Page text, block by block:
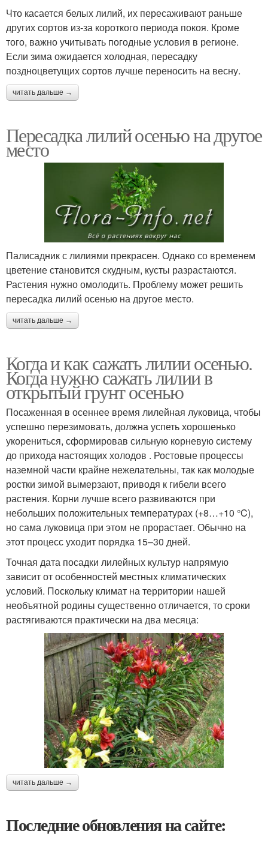
Что касается белых лилий, их пересаживают раньше
других сортов из-за короткого периода покоя. Кроме
того, важно учитывать погодные условия в регионе.
Если зима ожидается холодная, пересадку
поздноцветущих сортов лучше переносить на весну.
читать дальше →
Пересадка лилий осенью на другое
место
Палисадник с лилиями прекрасен. Однако со временем
цветение становится скудным, кусты разрастаются.
Растения нужно омолодить. Проблему может решить
пересадка лилий осенью на другое место.
читать дальше →
Когда и как сажать лилии осенью.
Когда нужно сажать лилии в
открытый грунт осенью
Посаженная в осеннее время лилейная луковица, чтобы
успешно перезимовать, должна успеть хорошенько
укорениться, сформировав сильную корневую систему
до прихода настоящих холодов . Ростовые процессы
наземной части крайне нежелательны, так как молодые
ростки зимой вымерзают, приводя к гибели всего
растения. Корни лучше всего развиваются при
небольших положительных температурах (+8…+10 °C),
но сама луковица при этом не прорастает. Обычно на
этот процесс уходит порядка 15–30 дней.
Точная дата посадки лилейных культур напрямую
зависит от особенностей местных климатических
условий. Поскольку климат на территории нашей
необъятной родины существенно отличается, то сроки
растягиваются практически на два месяца:
читать дальше →
Последние обновления на сайте: